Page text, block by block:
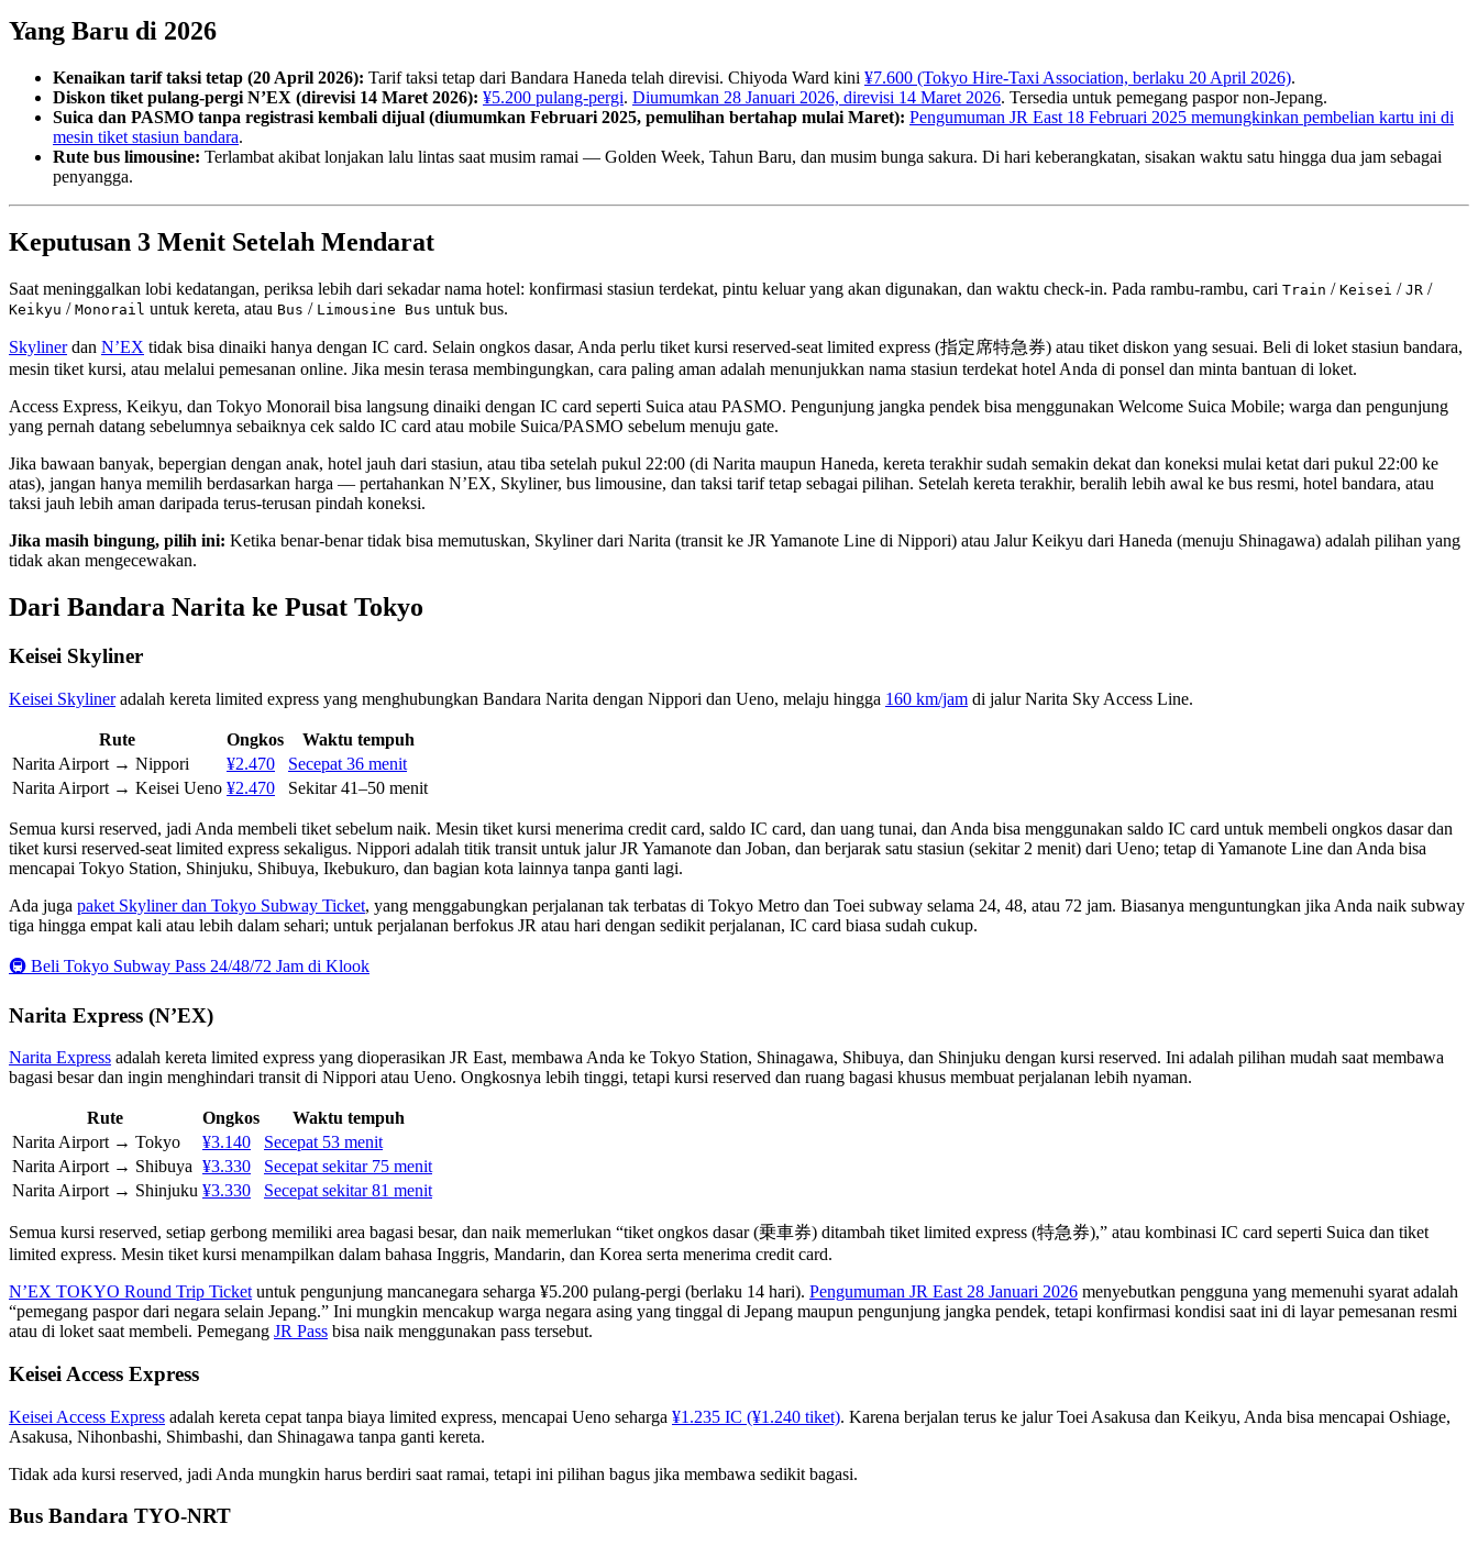
Yang Baru di 2026
Kenaikan tarif taksi tetap (20 April 2026): Tarif taksi tetap dari Bandara Haneda telah direvisi. Chiyoda Ward kini ¥7.600 (Tokyo Hire-Taxi Association, berlaku 20 April 2026).
Diskon tiket pulang-pergi N’EX (direvisi 14 Maret 2026): ¥5.200 pulang-pergi. Diumumkan 28 Januari 2026, direvisi 14 Maret 2026. Tersedia untuk pemegang paspor non-Jepang.
Suica dan PASMO tanpa registrasi kembali dijual (diumumkan Februari 2025, pemulihan bertahap mulai Maret): Pengumuman JR East 18 Februari 2025 memungkinkan pembelian kartu ini di
mesin tiket stasiun bandara.
Rute bus limousine: Terlambat akibat lonjakan lalu lintas saat musim ramai — Golden Week, Tahun Baru, dan musim bunga sakura. Di hari keberangkatan, sisakan waktu satu hingga dua jam sebagai
penyangga.
Keputusan 3 Menit Setelah Mendarat
Saat meninggalkan lobi kedatangan, periksa lebih dari sekadar nama hotel: konfirmasi stasiun terdekat, pintu keluar yang akan digunakan, dan waktu check-in. Pada rambu-rambu, cari Train / Keisei / JR /
Keikyu / Monorail untuk kereta, atau Bus / Limousine Bus untuk bus.
Skylinerdan N’EX tidak bisa dinaiki hanya dengan IC card. Selain ongkos dasar, Anda perlu tiket kursi reserved-seat limited express (指定席特急券) atau tiket diskon yang sesuai. Beli di loket stasiun bandara,
mesin tiket kursi, atau melalui pemesanan online. Jika mesin terasa membingungkan, cara paling aman adalah menunjukkan nama stasiun terdekat hotel Anda di ponsel dan minta bantuan di loket.
Access Express, Keikyu, dan Tokyo Monorail bisa langsung dinaiki dengan IC card seperti Suica atau PASMO. Pengunjung jangka pendek bisa menggunakan Welcome Suica Mobile; warga dan pengunjung
yang pernah datang sebelumnya sebaiknya cek saldo IC card atau mobile Suica/PASMO sebelum menuju gate.
Jika bawaan banyak, bepergian dengan anak, hotel jauh dari stasiun, atau tiba setelah pukul 22:00 (di Narita maupun Haneda, kereta terakhir sudah semakin dekat dan koneksi mulai ketat dari pukul 22:00 ke
atas), jangan hanya memilih berdasarkan harga — pertahankan N’EX, Skyliner, bus limousine, dan taksi tarif tetap sebagai pilihan. Setelah kereta terakhir, beralih lebih awal ke bus resmi, hotel bandara, atau
taksi jauh lebih aman daripada terus-terusan pindah koneksi.
Jika masih bingung, pilih ini: Ketika benar-benar tidak bisa memutuskan, Skyliner dari Narita (transit ke JR Yamanote Line di Nippori) atau Jalur Keikyu dari Haneda (menuju Shinagawa) adalah pilihan yang
tidak akan mengecewakan.
Dari Bandara Narita ke Pusat Tokyo
Keisei Skyliner
Keisei Skylineradalah kereta limited express yang menghubungkan Bandara Narita dengan Nippori dan Ueno, melaju hingga 160 km/jam di jalur Narita Sky Access Line.
Rute Ongkos
Waktu tempuh
Narita Airport → Nippori
¥2.470
Secepat 36 menit
Narita Airport → Keisei Ueno ¥2.470 Sekitar 41–50 menit
Semua kursi reserved, jadi Anda membeli tiket sebelum naik. Mesin tiket kursi menerima credit card, saldo IC card, dan uang tunai, dan Anda bisa menggunakan saldo IC card untuk membeli ongkos dasar dan
tiket kursi reserved-seat limited express sekaligus. Nippori adalah titik transit untuk jalur JR Yamanote dan Joban, dan berjarak satu stasiun (sekitar 2 menit) dari Ueno; tetap di Yamanote Line dan Anda bisa
mencapai Tokyo Station, Shinjuku, Shibuya, Ikebukuro, dan bagian kota lainnya tanpa ganti lagi.
Ada juga paket Skyliner dan Tokyo Subway Ticket, yang menggabungkan perjalanan tak terbatas di Tokyo Metro dan Toei subway selama 24, 48, atau 72 jam. Biasanya menguntungkan jika Anda naik subway
tiga hingga empat kali atau lebih dalam sehari; untuk perjalanan berfokus JR atau hari dengan sedikit perjalanan, IC card biasa sudah cukup.
🚇 Beli Tokyo Subway Pass 24/48/72 Jam di Klook
Narita Express (N’EX)
Narita Express adalah kereta limited express yang dioperasikan JR East, membawa Anda ke Tokyo Station, Shinagawa, Shibuya, dan Shinjuku dengan kursi reserved. Ini adalah pilihan mudah saat membawa
bagasi besar dan ingin menghindari transit di Nippori atau Ueno. Ongkosnya lebih tinggi, tetapi kursi reserved dan ruang bagasi khusus membuat perjalanan lebih nyaman.
Rute Ongkos
Waktu tempuh
Narita Airport → Tokyo
¥3.140
Secepat 53 menit
Narita Airport → Shibuya ¥3.330
Secepat sekitar 75 menit
Narita Airport → Shinjuku ¥3.330 Secepat sekitar 81 menit
Semua kursi reserved, setiap gerbong memiliki area bagasi besar, dan naik memerlukan “tiket ongkos dasar (乗車券) ditambah tiket limited express (特急券),” atau kombinasi IC card seperti Suica dan tiket
limited express. Mesin tiket kursi menampilkan dalam bahasa Inggris, Mandarin, dan Korea serta menerima credit card.
N’EX TOKYO Round Trip Ticket untuk pengunjung mancanegara seharga ¥5.200 pulang-pergi (berlaku 14 hari). Pengumuman JR East 28 Januari 2026 menyebutkan pengguna yang memenuhi syarat adalah
“pemegang paspor dari negara selain Jepang.” Ini mungkin mencakup warga negara asing yang tinggal di Jepang maupun pengunjung jangka pendek, tetapi konfirmasi kondisi saat ini di layar pemesanan resmi
atau di loket saat membeli. Pemegang JR Pass bisa naik menggunakan pass tersebut.
Keisei Access Express
Keisei Access Express adalah kereta cepat tanpa biaya limited express, mencapai Ueno seharga ¥1.235 IC (¥1.240 tiket). Karena berjalan terus ke jalur Toei Asakusa dan Keikyu, Anda bisa mencapai Oshiage,
Asakusa, Nihonbashi, Shimbashi, dan Shinagawa tanpa ganti kereta.
Tidak ada kursi reserved, jadi Anda mungkin harus berdiri saat ramai, tetapi ini pilihan bagus jika membawa sedikit bagasi.
Bus Bandara TYO-NRT